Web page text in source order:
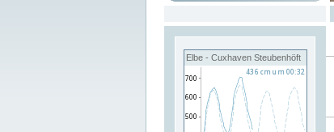
Elbe - Cuxhaven Steubenhöft